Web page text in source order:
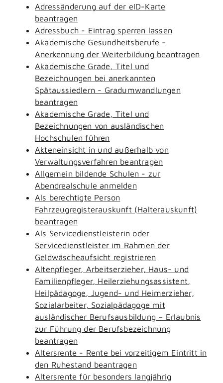
Adressänderung auf der eID-Karte
beantragen
Adressbuch - Eintrag sperren lassen
Akademische Gesundheitsberufe -
Anerkennung der Weiterbildung beantragen
Akademische Grade, Titel und
Bezeichnungen bei anerkannten
Spätaussiedlern - Gradumwandlungen
beantragen
Akademische Grade, Titel und
Bezeichnungen von ausländischen
Hochschulen führen
Akteneinsicht in und außerhalb von
Verwaltungsverfahren beantragen
Allgemein bildende Schulen - zur
Abendrealschule anmelden
Als berechtigte Person
Fahrzeugregisterauskunft (Halterauskunft)
beantragen
Als Servicedienstleisterin oder
Servicedienstleister im Rahmen der
Geldwäscheaufsicht registrieren
Altenpfleger, Arbeitserzieher, Haus- und
Familienpfleger, Heilerziehungsassistent,
Heilpädagoge, Jugend- und Heimerzieher,
Sozialarbeiter, Sozialpädagoge mit
ausländischer Berufsausbildung – Erlaubnis
zur Führung der Berufsbezeichnung
beantragen
Altersrente - Rente bei vorzeitigem Eintritt in
den Ruhestand beantragen
Altersrente für besonders langjährig